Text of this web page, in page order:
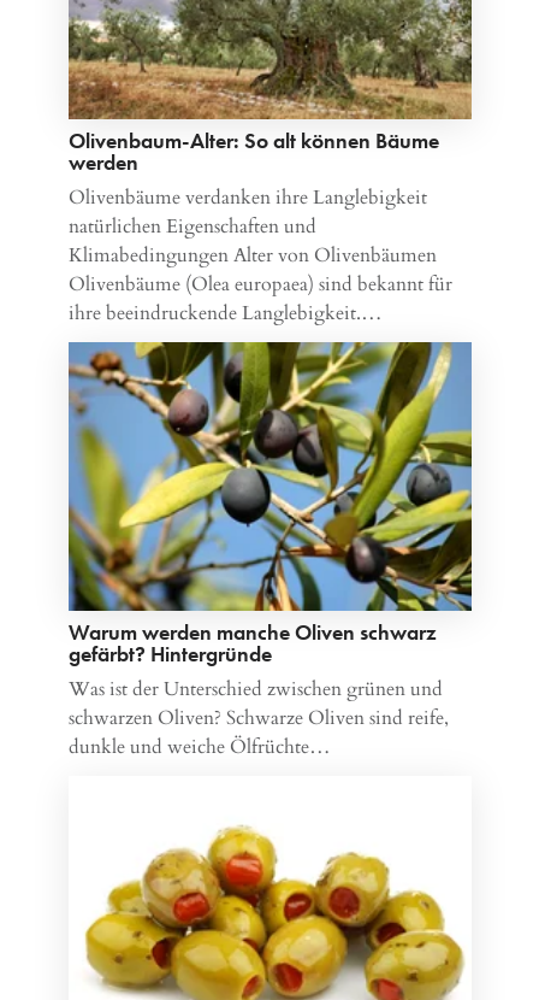
Olivenbaum-Alter: So alt können Bäume
werden
Olivenbäume verdanken ihre Langlebigkeit
natürlichen Eigenschaften und
Klimabedingungen Alter von Olivenbäumen
Olivenbäume (Olea europaea) sind bekannt für
ihre beeindruckende Langlebigkeit.…
Warum werden manche Oliven schwarz
gefärbt? Hintergründe
Was ist der Unterschied zwischen grünen und
schwarzen Oliven? Schwarze Oliven sind reife,
dunkle und weiche Ölfrüchte…